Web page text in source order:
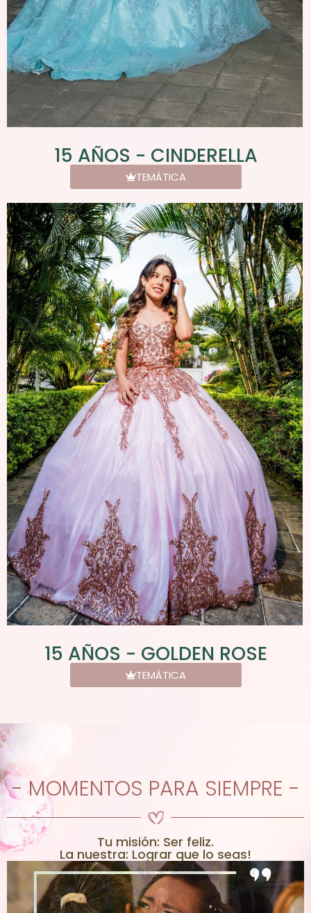
15 AÑOS - CINDERELLA
TEMÁTICA
15 AÑOS - GOLDEN ROSE
TEMÁTICA
- MOMENTOS PARA SIEMPRE -
Tu misión: Ser feliz.
La nuestra: Lograr que lo seas!